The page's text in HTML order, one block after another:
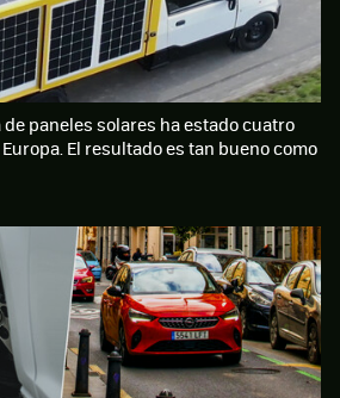
paneles solares ha estado cuatro
El resultado es tan bueno como